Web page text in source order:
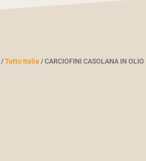
/Tutto Italia / CARCIOFINI CASOLANA IN OLIO